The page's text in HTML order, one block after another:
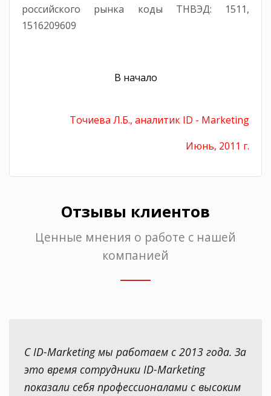
российского рынка коды ТНВЭД: 1511,
1516209609
В начало
Точиева Л.Б., аналитик ID - Marketing
Июнь, 2011 г.
Отзывы клиентов
Ценные мнения о работе с нашей
компанией
С ID-Marketing мы работаем с 2013 года. За
это время сотрудники ID-Marketing
показали себя профессионалами с высоким